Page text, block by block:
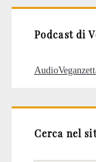
Podcast di
Cerca nel